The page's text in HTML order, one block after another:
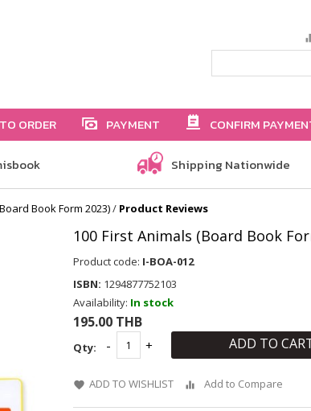
ORDER PAYMENT CONFIRM
Shipping Nationwide
Book Form 2023)/ Product Reviews
100 First Animals (Board Book
Product code: I-BOA-012
ISBN: 1294877752103
Availability: In stock
195.00 THB
Qty: ADD TO
ADD TO WISHLIST Add to Compare